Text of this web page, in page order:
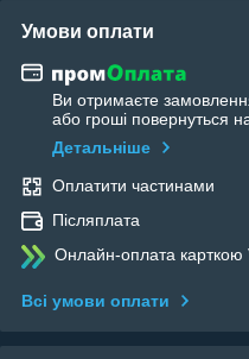
Умови оплати
Ви отримаєте
або гроші повернуться
Детальніше
Оплатити частинами
Післяплата
Онлайн-оплата
Всі умови оплати